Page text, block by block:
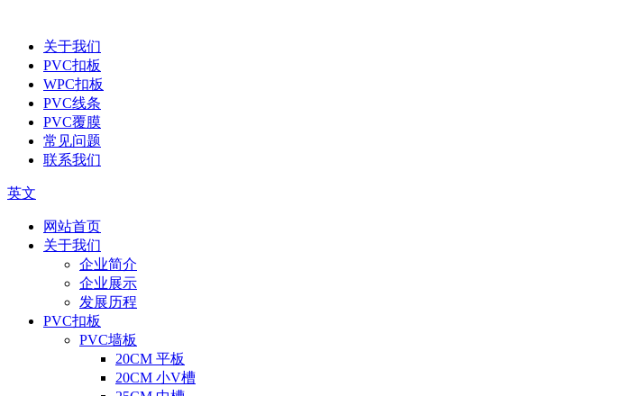
关于我们
PVC扣板
WPC扣板
PVC线条
PVC覆膜
常见问题
联系我们
英文
网站首页
关于我们
企业简介
企业展示
发展历程
PVC扣板
PVC墙板
20CM 平板
20CM 小V槽